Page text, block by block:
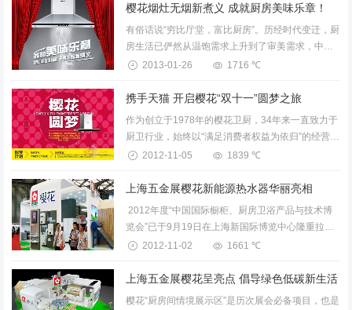
樱花烟灶无烟新煮义 成就厨房美味乐章！
有俗话说“穷比厅堂，富比厨房”。历经时代变迁，厨
房生活已俨然从温饱需求上升到了审美需求，中国
人对于厨房的要求上升到了精神层面。现代厨房既
要求实用又要求美观，并能彰显出主人的生活...
2013-01-26 1716 ℃
携手天猫 开启樱花“双十一”圆梦之旅
作为创立于1978年的樱花卫厨，34年来一直致力于
厨卫行业，始终以“满足消费者权益为依归”的经营宗
旨，始终怀揣着“为中国人营造更理想的生活”的梦
想。值此...
2012-11-05 1839 ℃
上海五金展樱花新能源热水器华丽亮相
2012年度“中国国际橱柜、厨房卫浴产品与技术博
览会”已于9月19日在上海新国际博览中心隆重拉开
序幕，此次展会有420余家厨房卫浴企业参展，包括
50余个在国内外市场...
2012-11-02 1661 ℃
上海五金展樱花呈亮点 倡导绿色低碳新生活
樱花“厨房间情境展示区”是历次展会必备项目，也是